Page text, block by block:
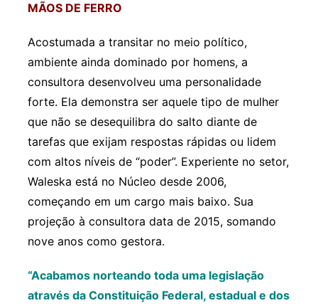
MÃOS DE FERRO
Acostumada a transitar no meio político,
ambiente ainda dominado por homens, a
consultora desenvolveu uma personalidade
forte. Ela demonstra ser aquele tipo de mulher
que não se desequilibra do salto diante de
tarefas que exijam respostas rápidas ou lidem
com altos níveis de “poder”. Experiente no setor,
Waleska está no Núcleo desde 2006,
começando em um cargo mais baixo. Sua
projeção à consultora data de 2015, somando
nove anos como gestora.
“Acabamos norteando toda uma legislação
através da Constituição Federal, estadual e dos